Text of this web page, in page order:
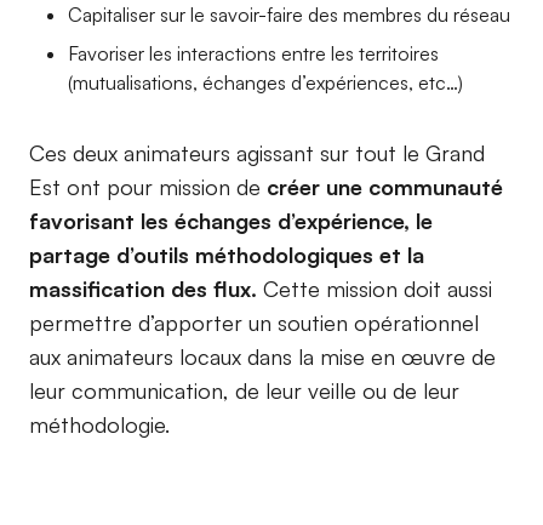
Capitaliser sur le savoir-faire des membres du réseau
Favoriser les interactions entre les territoires
(mutualisations, échanges d’expériences, etc…)
Ces deux animateurs agissant sur tout le Grand
Est ont pour mission de créer une communauté
favorisant les échanges d’expérience, le
partage d’outils méthodologiques et la
massification des flux. Cette mission doit aussi
permettre d’apporter un soutien opérationnel
aux animateurs locaux dans la mise en œuvre de
leur communication, de leur veille ou de leur
méthodologie.